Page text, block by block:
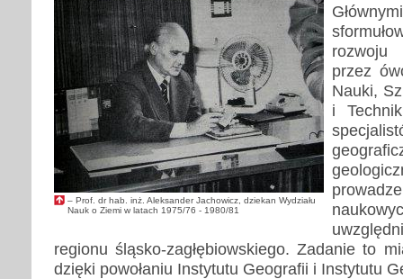
– Prof. dr hab. inż. Aleksander Jachowicz, dziekan Wydziału
Nauk o Ziemi w latach 1975/76 - 1980/81
G
przez
Nauki,
i
regionu śląsko-zagłębiowskiego. Zadanie to
dzięki powołaniu Instytutu Geografii i Instytutu